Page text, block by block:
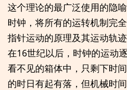
这个理论的最广泛使用的隐
时钟，将所有的运转机制完
指针运动的原理及其运动轨
在16世纪以后，时钟的运动
看不见的箱体中，只剩下时
的时日有起有落，但机械时